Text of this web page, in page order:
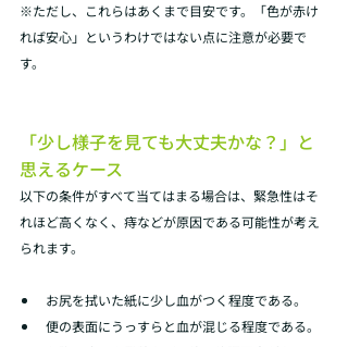
※ただし、これらはあくまで目安です。「色が赤け
れば安心」というわけではない点に注意が必要で
す。
「少し様子を見ても大丈夫かな？」と
思えるケース
以下の条件がすべて当てはまる場合は、緊急性はそ
れほど高くなく、痔などが原因である可能性が考え
られます。
お尻を拭いた紙に少し血がつく程度である。
便の表面にうっすらと血が混じる程度である。